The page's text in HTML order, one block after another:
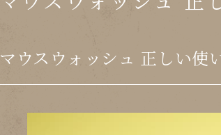
マウスウォッシュ 正しい使